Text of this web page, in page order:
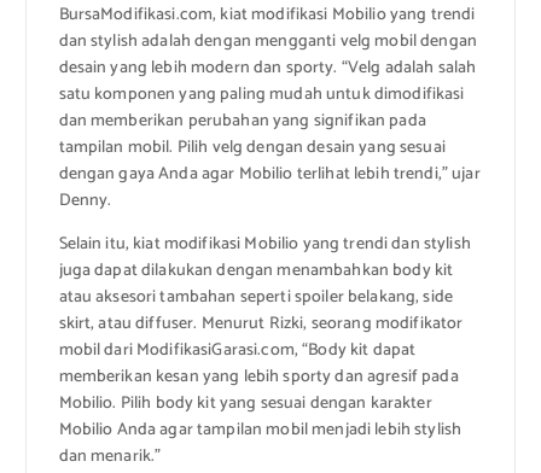
BursaModifikasi.com, kiat modifikasi Mobilio yang trendi
dan stylish adalah dengan mengganti velg mobil dengan
desain yang lebih modern dan sporty. “Velg adalah salah
satu komponen yang paling mudah untuk dimodifikasi
dan memberikan perubahan yang signifikan pada
tampilan mobil. Pilih velg dengan desain yang sesuai
dengan gaya Anda agar Mobilio terlihat lebih trendi,” ujar
Denny.
Selain itu, kiat modifikasi Mobilio yang trendi dan stylish
juga dapat dilakukan dengan menambahkan body kit
atau aksesori tambahan seperti spoiler belakang, side
skirt, atau diffuser. Menurut Rizki, seorang modifikator
mobil dari ModifikasiGarasi.com, “Body kit dapat
memberikan kesan yang lebih sporty dan agresif pada
Mobilio. Pilih body kit yang sesuai dengan karakter
Mobilio Anda agar tampilan mobil menjadi lebih stylish
dan menarik.”